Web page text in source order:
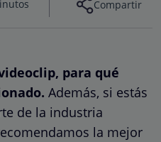
Compartir
para qué
Además, si estás
de la industria
la mejor